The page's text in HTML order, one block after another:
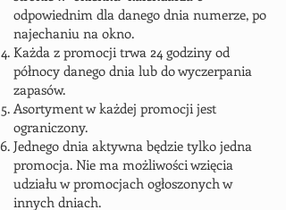
odpowiednim dla danego dnia numerze, po
najechaniu na okno.
Każda z promocji trwa 24 godziny od
północy danego dnia lub do wyczerpania
zapasów.
Asortyment w każdej promocji jest
ograniczony.
Jednego dnia aktywna będzie tylko jedna
promocja. Nie ma możliwości wzięcia
udziału w promocjach ogłoszonych w
innych dniach.